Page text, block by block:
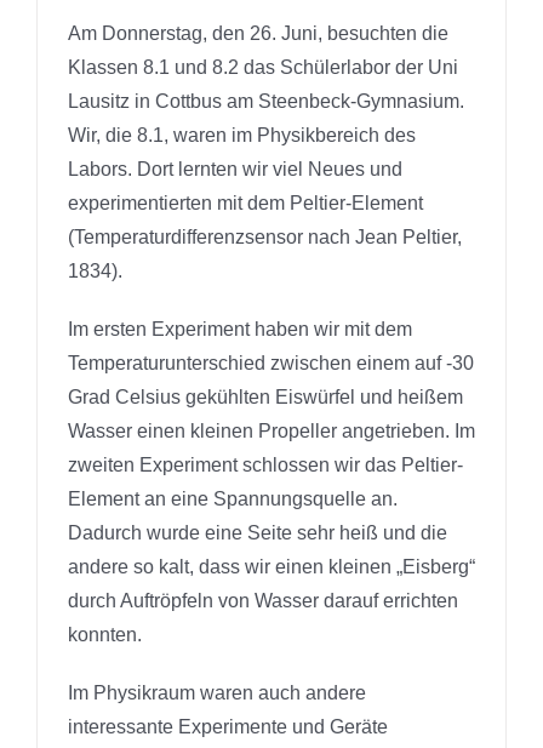
Am Donnerstag, den 26. Juni, besuchten die
Klassen 8.1 und 8.2 das Schülerlabor der Uni
Lausitz in Cottbus am Steenbeck-Gymnasium.
Wir, die 8.1, waren im Physikbereich des
Labors. Dort lernten wir viel Neues und
experimentierten mit dem Peltier-Element
(Temperaturdifferenzsensor nach Jean Peltier,
1834).
Im ersten Experiment haben wir mit dem
Temperaturunterschied zwischen einem auf -30
Grad Celsius gekühlten Eiswürfel und heißem
Wasser einen kleinen Propeller angetrieben. Im
zweiten Experiment schlossen wir das Peltier-
Element an eine Spannungsquelle an.
Dadurch wurde eine Seite sehr heiß und die
andere so kalt, dass wir einen kleinen „Eisberg“
durch Auftröpfeln von Wasser darauf errichten
konnten.
Im Physikraum waren auch andere
interessante Experimente und Geräte